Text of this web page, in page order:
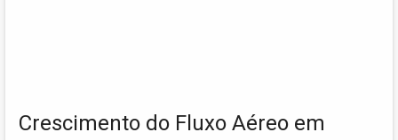
Crescimento do Fluxo Aéreo em